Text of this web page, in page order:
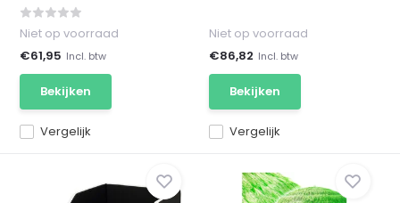
Vergelijk
Niet op voorraad
€61,95 Incl. btw
Bekijken
Vergelijk
Niet op voorraad
€86,82 Incl. btw
Bekijken